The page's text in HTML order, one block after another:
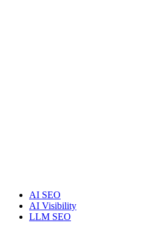
AI SEO
AI Visibility
LLM SEO